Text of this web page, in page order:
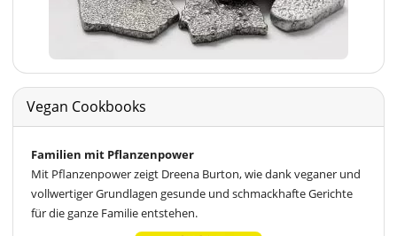
Vegan Cookbooks
Familien mit Pflanzenpower
Mit Pflanzenpower zeigt Dreena Burton, wie dank veganer und
vollwertiger Grundlagen gesunde und schmackhafte Gerichte
für die ganze Familie entstehen.